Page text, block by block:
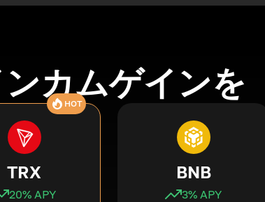
カムゲインを
HOT
TRX
20% APY
BNB
3% APY